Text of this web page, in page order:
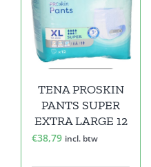
TENA PROSKIN
PANTS SUPER
EXTRA LARGE 12
€38,79 incl. btw